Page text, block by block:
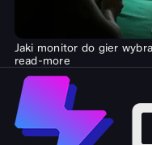
Jaki monitor do gier
read-more